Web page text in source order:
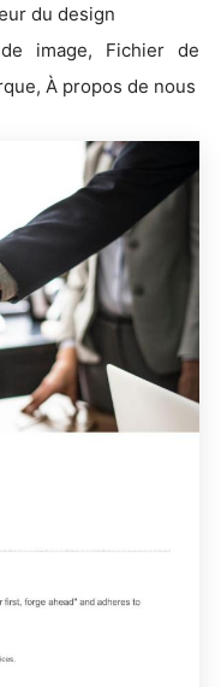
du design
image, Fichier de
À propos de nous